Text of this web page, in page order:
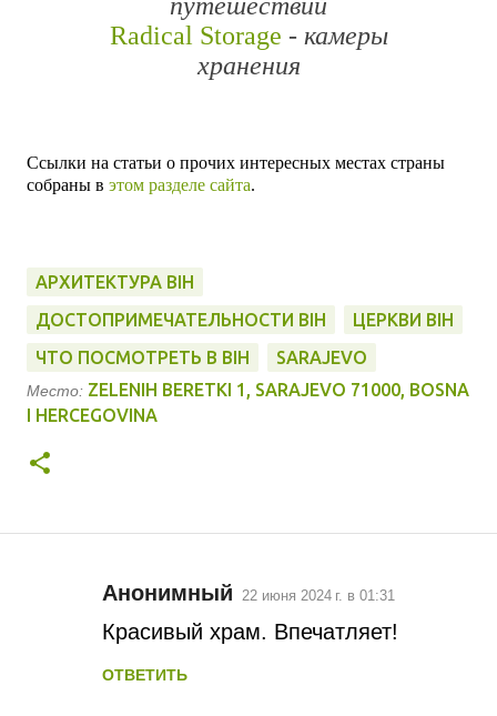
Radical Storage - камеры
хранения
Ссылки на статьи о прочих интересных местах страны
собраны в этом разделе сайта.
АРХИТЕКТУРА BIH
ДОСТОПРИМЕЧАТЕЛЬНОСТИ BIH
ЦЕРКВИ BIH
ЧТО ПОСМОТРЕТЬ В BIH
SARAJEVO
Место: ZELENIH BERETKI 1, SARAJEVO 71000, BOSNA
I HERCEGOVINA
Анонимный 22 июня 2024 г. в 01:31
Красивый храм. Впечатляет!
ОТВЕТИТЬ